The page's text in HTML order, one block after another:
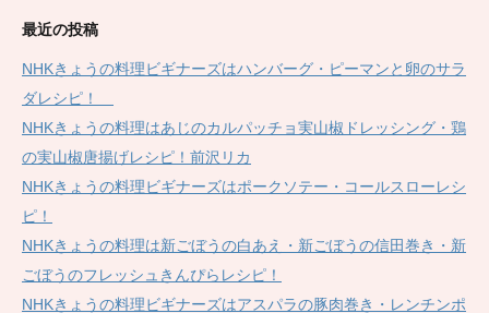
最近の投稿
NHKきょうの料理ビギナーズはハンバーグ・ピーマンと卵のサラ
ダレシピ！
NHKきょうの料理はあじのカルパッチョ実山椒ドレッシング・鶏
の実山椒唐揚げレシピ！前沢リカ
NHKきょうの料理ビギナーズはポークソテー・コールスローレシ
ピ！
NHKきょうの料理は新ごぼうの白あえ・新ごぼうの信田巻き・新
ごぼうのフレッシュきんぴらレシピ！
NHKきょうの料理ビギナーズはアスパラの豚肉巻き・レンチンポ